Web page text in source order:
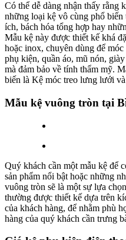
Có thể dễ dàng nhận thấy rằng
những loại kệ vô cùng phổ biến
ích, bách hóa tổng hợp hay
Mẫu kệ này được thiết kế khá
hoặc inox, chuyên dùng để
phụ kiện, quần áo, mũ nón,
mà đảm bảo về tính thẩm mỹ.
biến là Kệ móc treo lưng lưới
Mẫu kệ vuông tròn tại
Quý khách cần một mẫu kệ để
sản phẩm nổi bật hoặc những
vuông tròn sẽ là một sự lựa
thường được thiết kế dựa trên
của khách hàng, để nhằm phù
hàng của quý khách cần trưng